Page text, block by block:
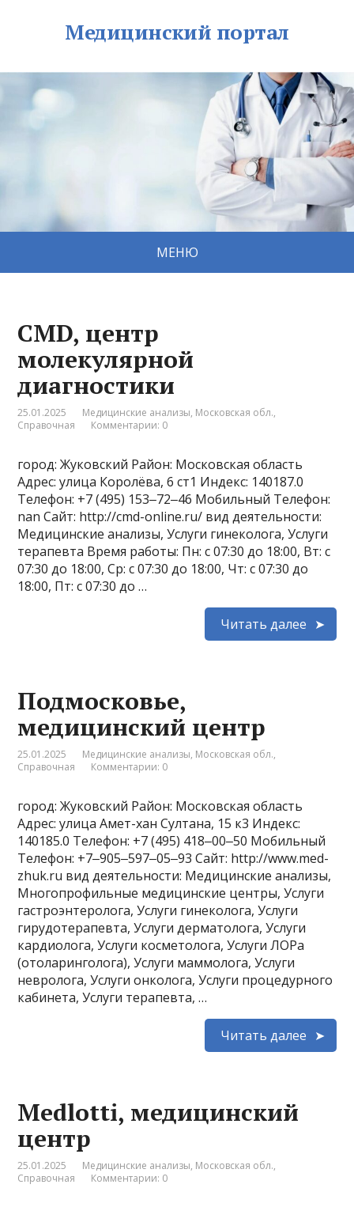
Медицинский портал
МЕНЮ
CMD, центр
молекулярной
диагностики
25.01.2025 Медицинские анализы, Московская обл.,
Справочная
Комментарии: 0
город: Жуковский Район: Московская область
Адрес: улица Королёва, 6 ст1 Индекс: 140187.0
Телефон: +7 (495) 153‒72‒46 Мобильный Телефон:
nan Сайт: http://cmd-online.ru/ вид деятельности:
Медицинские анализы, Услуги гинеколога, Услуги
терапевта Время работы: Пн: с 07:30 до 18:00, Вт: с
07:30 до 18:00, Ср: с 07:30 до 18:00, Чт: с 07:30 до
18:00, Пт: с 07:30 до …
Читать далее
Подмосковье,
медицинский центр
25.01.2025 Медицинские анализы, Московская обл.,
Справочная
Комментарии: 0
город: Жуковский Район: Московская область
Адрес: улица Амет-хан Султана, 15 к3 Индекс:
140185.0 Телефон: +7 (495) 418‒00‒50 Мобильный
Телефон: +7‒905‒597‒05‒93 Сайт: http://www.med-
zhuk.ru вид деятельности: Медицинские анализы,
Многопрофильные медицинские центры, Услуги
гастроэнтеролога, Услуги гинеколога, Услуги
гирудотерапевта, Услуги дерматолога, Услуги
кардиолога, Услуги косметолога, Услуги ЛОРа
(отоларинголога), Услуги маммолога, Услуги
невролога, Услуги онколога, Услуги процедурного
кабинета, Услуги терапевта, …
Читать далее
Medlotti, медицинский
центр
25.01.2025 Медицинские анализы, Московская обл.,
Справочная
Комментарии: 0